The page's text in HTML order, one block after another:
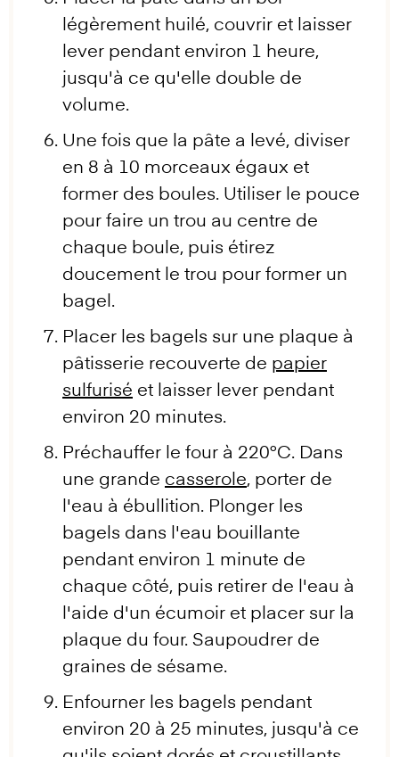
légèrement huilé, couvrir et laisser
lever pendant environ 1 heure,
jusqu'à ce qu'elle double de
volume.
Une fois que la pâte a levé, diviser
en 8 à 10 morceaux égaux et
former des boules. Utiliser le pouce
pour faire un trou au centre de
chaque boule, puis étirez
doucement le trou pour former un
bagel.
Placer les bagels sur une plaque à
pâtisserie recouverte de papier
sulfurisé et laisser lever pendant
environ 20 minutes.
Préchauffer le four à 220°C. Dans
une grande casserole, porter de
l'eau à ébullition. Plonger les
bagels dans l'eau bouillante
pendant environ 1 minute de
chaque côté, puis retirer de l'eau à
l'aide d'un écumoir et placer sur la
plaque du four. Saupoudrer de
graines de sésame.
Enfourner les bagels pendant
environ 20 à 25 minutes, jusqu'à ce